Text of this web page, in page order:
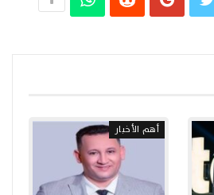
أهم الأخبار